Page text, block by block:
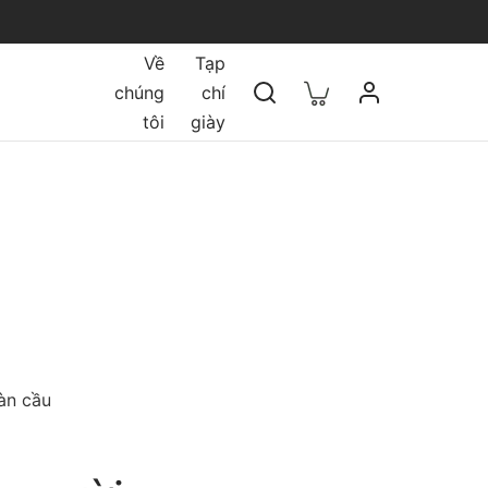
Về
chúng
tôi
Tạp
chí
giày
cầu